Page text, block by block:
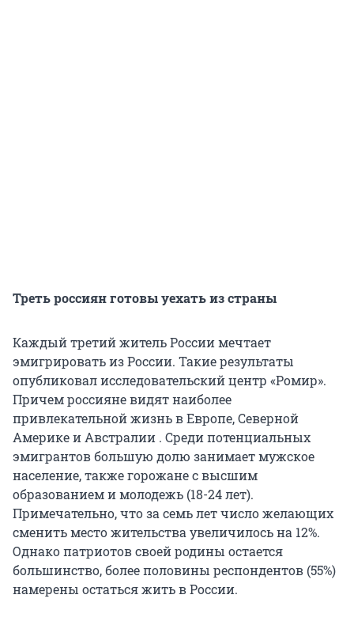
Треть россиян готовы уехать из страны
Каждый третий житель России мечтает
эмигрировать из России. Такие результаты
опубликовал исследовательский центр «Ромир».
Причем россияне видят наиболее
привлекательной жизнь в Европе, Северной
Америке и Австралии . Среди потенциальных
эмигрантов большую долю занимает мужское
население, также горожане с высшим
образованием и молодежь (18-24 лет).
Примечательно, что за семь лет число желающих
сменить место жительства увеличилось на 12%.
Однако патриотов своей родины остается
большинство, более половины респондентов (55%)
намерены остаться жить в России.